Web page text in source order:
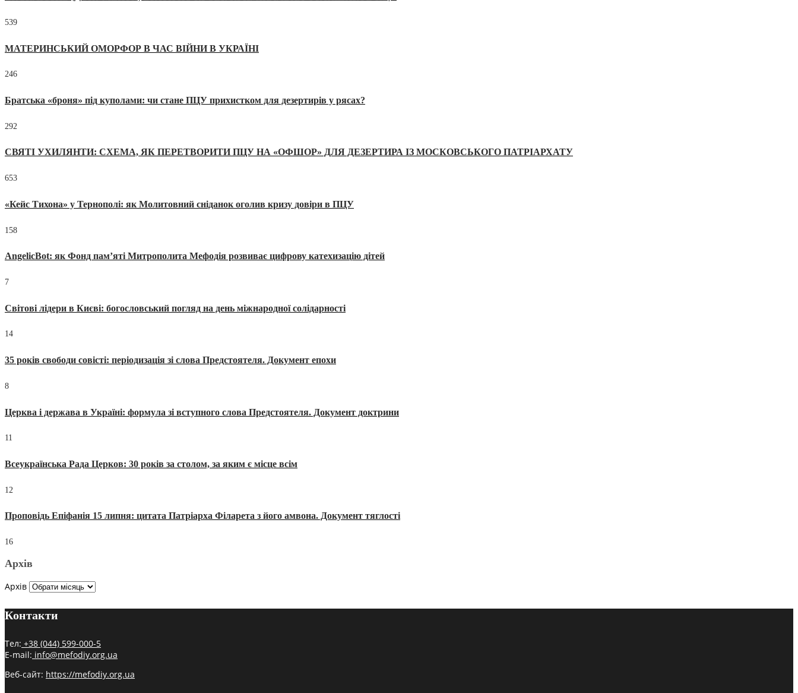
539
МАТЕРИНСЬКИЙ ОМОРФОР В ЧАС ВІЙНИ В УКРАЇНІ
246
Братська «броня» під куполами: чи стане ПЦУ прихистком для дезертирів у рясах?
292
СВЯТІ УХИЛЯНТИ: СХЕМА, ЯК ПЕРЕТВОРИТИ ПЦУ НА «ОФШОР» ДЛЯ ДЕЗЕРТИРА ІЗ МОСКОВСЬКОГО ПАТРІАРХАТУ
653
«Кейс Тихона» у Тернополі: як Молитовний сніданок оголив кризу довіри в ПЦУ
158
AngelicBot: як Фонд пам’яті Митрополита Мефодія розвиває цифрову катехизацію дітей
7
Світові лідери в Києві: богословський погляд на день міжнародної солідарності
14
35 років свободи совісті: періодизація зі слова Предстоятеля. Документ епохи
8
Церква і держава в Україні: формула зі вступного слова Предстоятеля. Документ доктрини
11
Всеукраїнська Рада Церков: 30 років за столом, за яким є місце всім
12
Проповідь Епіфанія 15 липня: цитата Патріарха Філарета з його амвона. Документ тяглості
16
Архів
Архів
Контакти
Тел: +38 (044) 599-000-5
E-mail: info@mefodiy.org.ua
Веб-сайт: https://mefodiy.org.ua